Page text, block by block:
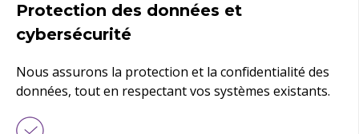
Protection des données et
cybersécurité
Nous assurons la protection et la confidentialité des
données, tout en respectant vos systèmes existants.